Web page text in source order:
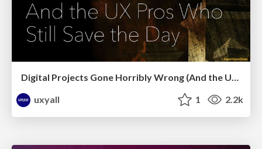
Digital Projects Gone Horribly Wrong (And the UX Pros Who Still Save the Day) - Dean Schuster
uxyall
1 2.2k